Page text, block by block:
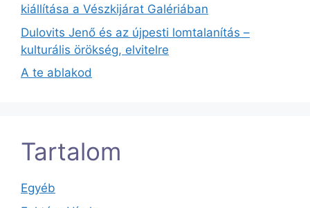
kiállítása a Vészkijárat Galériában
Dulovits Jenő és az újpesti lomtalanítás –
kulturális örökség, elvitelre
A te ablakod
Tartalom
Egyéb